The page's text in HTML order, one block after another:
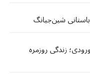
شین‌جیانگ
زندگی روزمره